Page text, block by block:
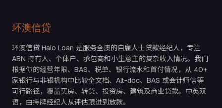
环澳信贷
环澳信贷 Halo Loan 是服务全澳的自雇人士贷款经纪人，专注
ABN 持有人、个体户、承包商和小生意主的复杂收入情况。我们
根据你的经营年限、BAS、税单、银行流水和首付情况，从 40+
家银行与非银机构中比较全文档、Alt-doc、BAS 或会计师信等
可行路径，覆盖买房、转贷、投资房、建筑及商业贷款。中英双
语，由持牌经纪人从评估跟进到放款。